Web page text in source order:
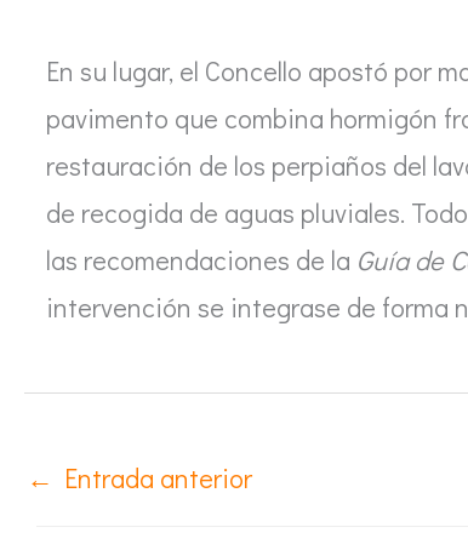
En su lugar, el Concello apostó por
pavimento que combina hormigón
restauración de los perpiaños del
de recogida de aguas pluviales.
las recomendaciones de la Guía de
intervención se integrase de forma
← Entrada anterior